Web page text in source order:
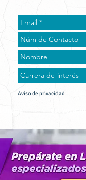
Aviso de privacidad